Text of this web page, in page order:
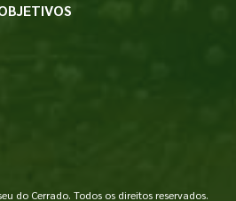
do Cerrado. Todos os direitos reservados.